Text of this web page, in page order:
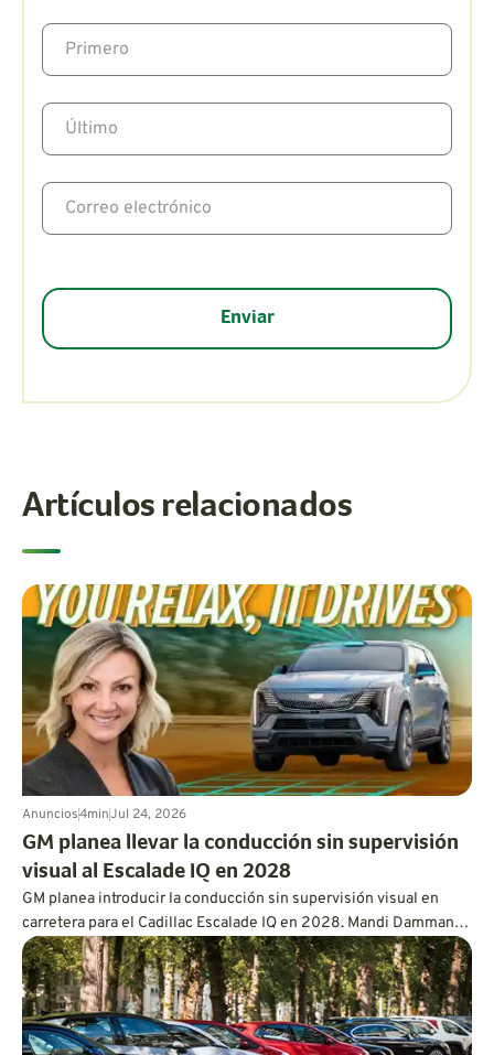
Artículos relacionados
Anuncios4minJul 24, 2026
GM planea llevar la conducción sin supervisión
visual al Escalade IQ en 2028
GM planea introducir la conducción sin supervisión visual en
carretera para el Cadillac Escalade IQ en 2028. Mandi Damman
explica por qué permitir que los conductores aparten la vista
requiere el uso de lidar montado en el vehículo, sensores
superpuestos, controles redundantes, una capacidad de
procesamiento más potente y un enfoque mucho más
exhaustivo en las pruebas.